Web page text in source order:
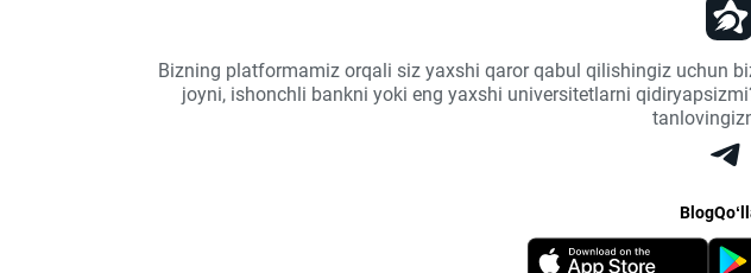
Bizning platformamiz orqali siz yaxshi qaror qabul qilishingiz uchun
joyni, ishonchli bankni yoki eng yaxshi universitetlarni
Blog